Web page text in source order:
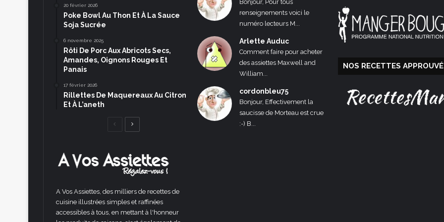
20 février 2026
Poke Bowl Au Thon Et À La Sauce
Soja Sucrée
6 novembre 2025
Rôti De Porc Aux Abricots Secs,
Amandes, Oignons Rouges Et
Panais
17 février 2026
Rillettes De Maquereaux Au Citron
Et À L’aneth
Page
A Vos Assiettes, des milliers de recettes de
cuisine illustrées simples et raffinées
accessibles à tous, en mettant à l'honneur
Bonjour, Pour tous
renseignements voici le
numéro lecteurs M...
Arlette Auduc
Comment faire pour acheter
des assiettes Maxwell and
William...
cordonbleu75
Bonjour, Effectivement la
saucisse de Morteau est crue
:-) B...
NOS RECETTES